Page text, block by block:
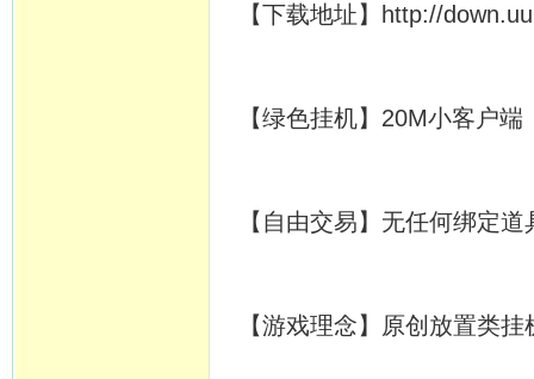
【下载地址】http://
【绿色挂机】20M小客户
【自由交易】无任何绑定
【游戏理念】原创放置类